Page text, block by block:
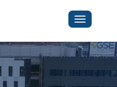
Toggle